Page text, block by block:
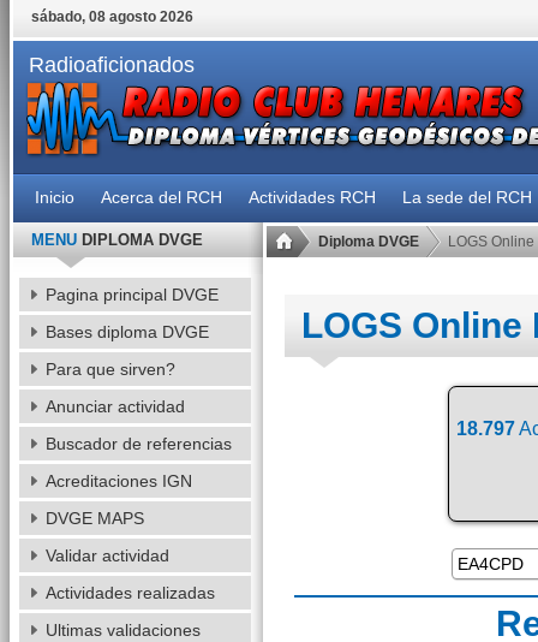
sábado, 08 agosto 2026
Radioaficionados
Inicio Acerca del RCH Actividades RCH La sede del RCH
Diploma DVGE LOGS Online
LOGS Online
18.797
MENUDIPLOMA DVGE
Pagina principal DVGE
Bases diploma DVGE
Para que sirven?
Anunciar actividad
Buscador de referencias
Acreditaciones IGN
DVGE MAPS
Validar actividad
Actividades realizadas
Ultimas validaciones